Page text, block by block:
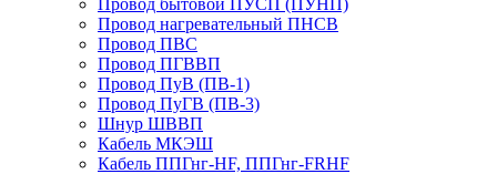
Провод бытовой ПУСП (ПУНП)
Провод нагревательный ПНСВ
Провод ПВС
Провод ПГВВП
Провод ПуВ (ПВ-1)
Провод ПуГВ (ПВ-3)
Шнур ШВВП
Кабель МКЭШ
Кабель ППГнг-HF, ППГнг-FRHF